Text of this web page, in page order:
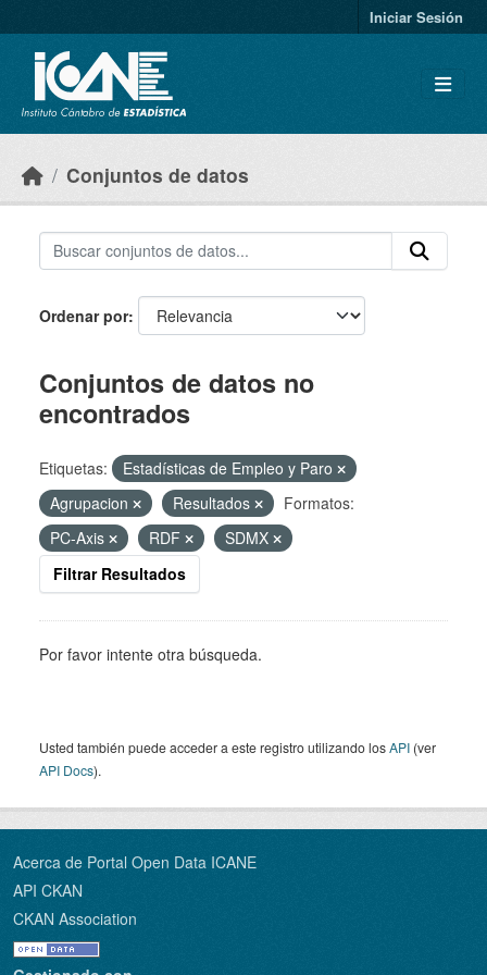
Iniciar Sesión
Conjuntos de datos
Ordenar por
Conjuntos de datos no
encontrados
Etiquetas:
Estadísticas de Empleo y Paro
Agrupacion
Resultados
Formatos:
PC-Axis
RDF
SDMX
Filtrar Resultados
Por favor intente otra búsqueda.
Usted también puede acceder a este registro utilizando losAPI (ver
API Docs).
Acerca de Portal Open Data ICANE
API CKAN
CKAN Association